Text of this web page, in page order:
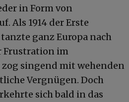
in Form von
Als 1914 der Erste
ganz Europa nach
Frustration im
singend mit wehenden
Vergnügen. Doch
sich bald in das